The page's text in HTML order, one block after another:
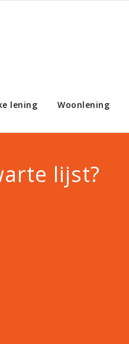
lening Woonlening
lijst?